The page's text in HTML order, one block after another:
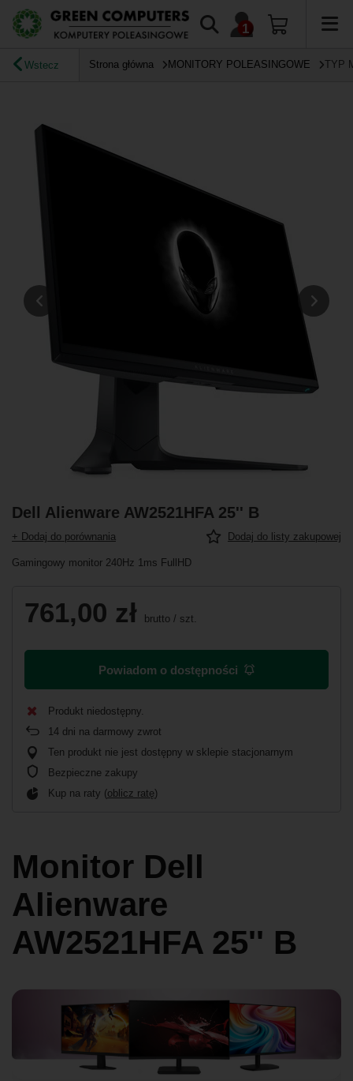
Wstecz Strona główna MONITORY POLEASINGOWE TYP
Dell Alienware AW2521HFA 25'' B
+ Dodaj do porównania Dodaj do listy zakupowej
Gamingowy monitor 240Hz 1ms FullHD
761,00 zł brutto / szt.
Powiadom o dostępności
Produkt niedostępny
14 dni na darmowy zwrot
Ten produkt nie jest dostępny w sklepie stacjonarnym
Bezpieczne zakupy
Kup na raty (oblicz ratę)
Monitor Dell
Alienware
AW2521HFA 25'' B